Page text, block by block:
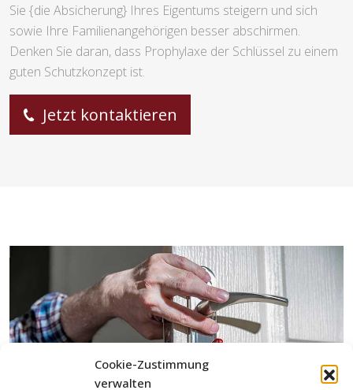
Cookie-Zustimmung
verwalten
Sie {die Absicherung} Ihres Eigentums steigern und sich
sowie Ihre Familienangehörigen besser abschirmen.
Denken Sie daran, dass Prophylaxe der Schlüssel zu einem
guten Schutzkonzept ist.
Jetzt kontaktieren